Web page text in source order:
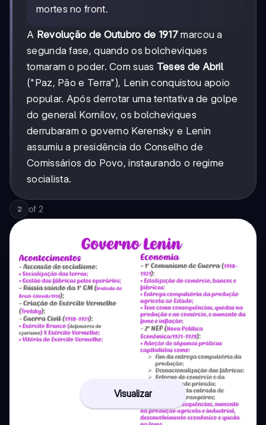
mortes no front.
A Revolução de Outubro de 1917 marcou a
segunda fase, quando os bolcheviques
tomaram o poder. Com suas Teses de Abril
("Paz, Pão e Terra"), Lenin conquistou apoio
popular. Após derrotar uma tentativa de golpe
do general Kornilov, os bolcheviques
derrubaram o governo Kerensky e Lenin
assumiu a presidência do Conselho de
Comissários do Povo, instaurando o regime
socialista.
2 of 2
Visualizar